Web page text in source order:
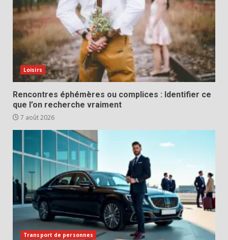
Loisirs
Rencontres éphémères ou complices : Identifier ce
que l’on recherche vraiment
7 août 2026
Transport de personnes